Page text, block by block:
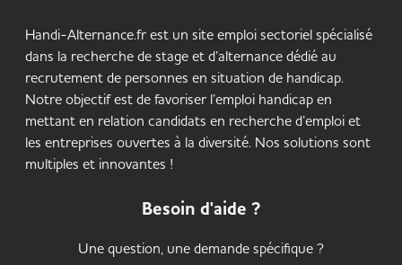
Handi-Alternance.fr est un site emploi sectoriel spécialisé
dans la recherche de stage et d’alternance dédié au
recrutement de personnes en situation de handicap.
Notre objectif est de favoriser l’emploi handicap en
mettant en relation candidats en recherche d’emploi et
les entreprises ouvertes à la diversité. Nos solutions sont
multiples et innovantes !
Besoin d'aide ?
Une question, une demande spécifique ?